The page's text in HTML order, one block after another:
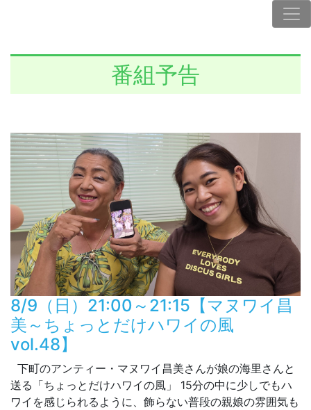
番組予告
8/9（日）21:00～21:15【マヌワイ昌
美～ちょっとだけハワイの風
vol.48】
下町のアンティー・マヌワイ昌美さんが娘の海里さんと
送る「ちょっとだけハワイの風」 15分の中に少しでもハ
ワイを感じられるように、飾らない普段の親娘の雰囲気も